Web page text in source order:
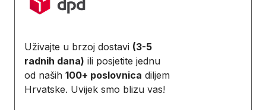
Uživajte u brzoj dostavi (3-5
radnih dana) ili posjetite jednu
od naših 100+ poslovnica diljem
Hrvatske. Uvijek smo blizu vas!